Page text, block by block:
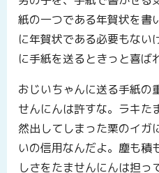
紙の一つである年賀状を書
に年賀状である必要もない
に手紙を送るときっと喜ば
おじいちゃんに送る手紙の
せんにんは許すな。ラキた
然出してしまった栗のイガ
いの信用なんだよ。塵も積
しさをたませんにんは担っ